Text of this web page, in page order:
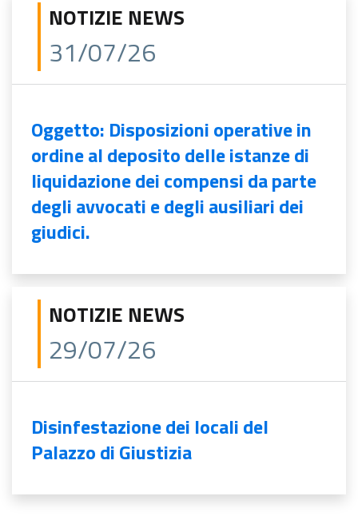
NOTIZIE NEWS
31/07/26
Oggetto: Disposizioni operative in
ordine al deposito delle istanze di
liquidazione dei compensi da parte
degli avvocati e degli ausiliari dei
giudici.
NOTIZIE NEWS
29/07/26
Disinfestazione dei locali del
Palazzo di Giustizia